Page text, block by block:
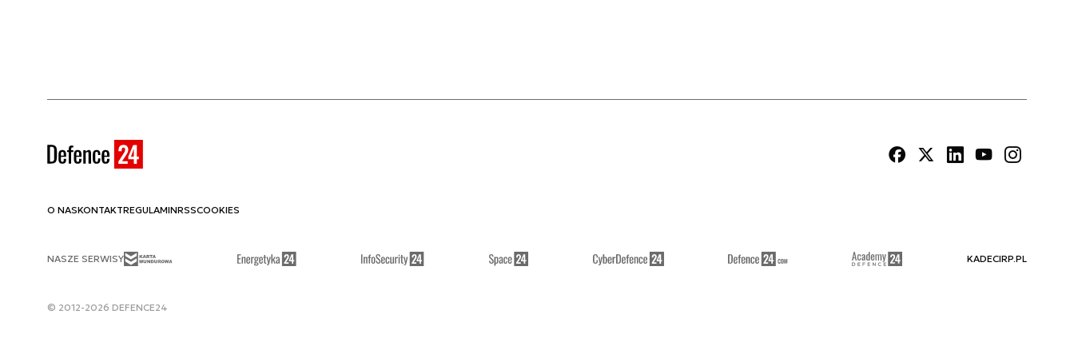
O NASKONTAKTREGULAMINRSSCOOKIES
NASZE SERWISY KADECIRP.PL
© 2012-2026 DEFENCE24